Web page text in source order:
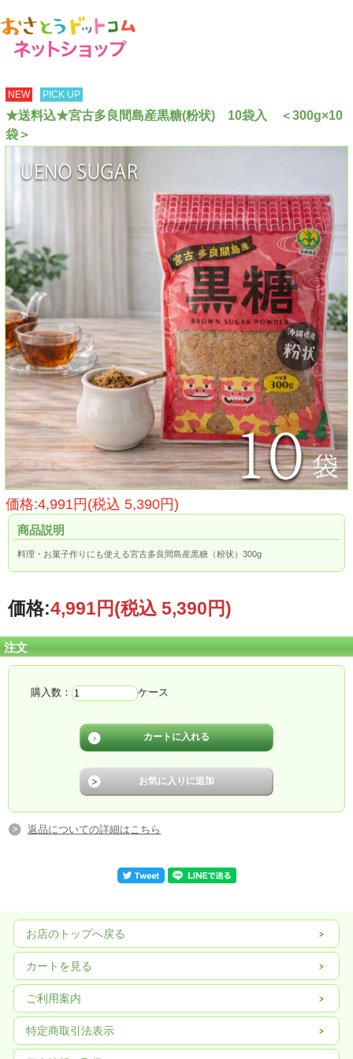
NEW PICK UP
★送料込★宮古多良間島産黒糖(粉状) 10袋入 ＜300g×10
袋＞
価格:4,991円(税込 5,390円)
商品説明
料理・お菓子作りにも使える宮古多良間島産黒糖（粉状）300g
価格:4,991円(税込 5,390円)
注文
購入数： ケース
返品についての詳細はこちら
お店のトップへ戻る
カートを見る
ご利用案内
特定商取引法表示